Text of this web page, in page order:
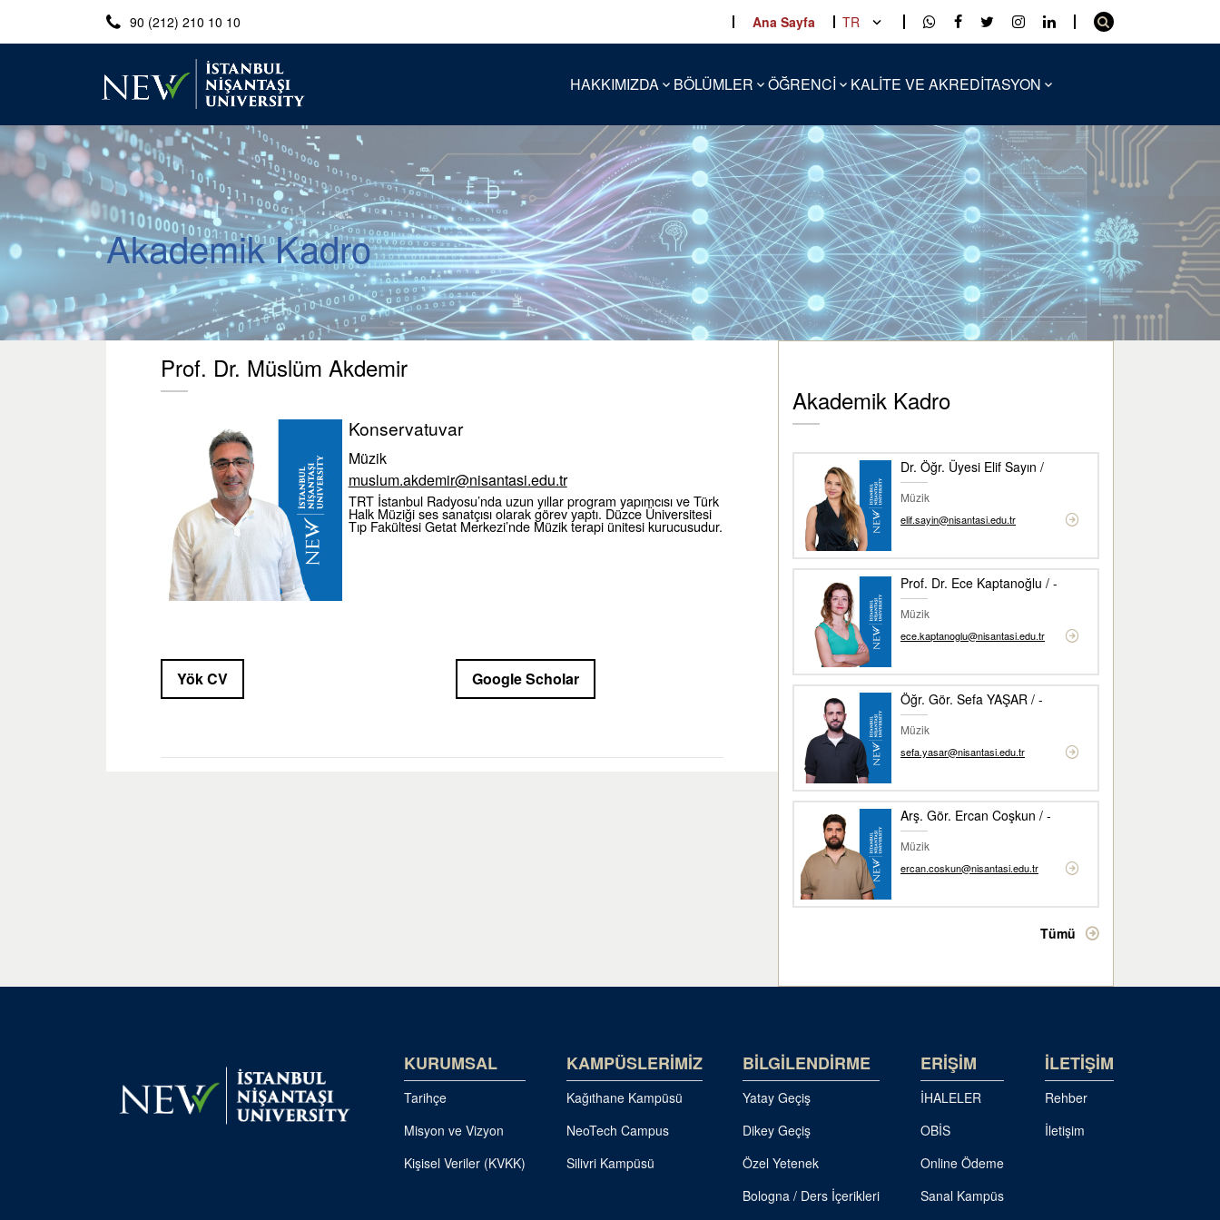
90 (212) 210 10 10 Ana Sayfa TR
HAKKIMIZDA BÖLÜMLER ÖĞRENCİ KALİTE VE AKREDİTASYON
Akademik Kadro
Prof. Dr. Müslüm Akdemir
Konservatuvar
Müzik
muslum.akdemir@nisantasi.edu.tr
TRT İstanbul Radyosu’nda uzun yıllar program yapımcısı ve Türk
Halk Müziği ses sanatçısı olarak görev yaptı. Düzce Üniversitesi
Tıp Fakültesi Getat Merkezi’nde Müzik terapi ünitesi kurucusudur.
Yök CV Google Scholar
Akademik Kadro
Dr. Öğr. Üyesi Elif Sayın /
Müzik
elif.sayin@nisantasi.edu.tr
Prof. Dr. Ece Kaptanoğlu / -
Müzik
ece.kaptanoglu@nisantasi.edu.tr
Öğr. Gör. Sefa YAŞAR / -
Müzik
sefa.yasar@nisantasi.edu.tr
Arş. Gör. Ercan Coşkun / -
Müzik
ercan.coskun@nisantasi.edu.tr
Tümü
KURUMSAL
Tarihçe
Misyon ve Vizyon
Kişisel Veriler (KVKK)
KAMPÜSLERİMİZ
Kağıthane Kampüsü
NeoTech Campus
Silivri Kampüsü
BİLGİLENDİRME
Yatay Geçiş
Dikey Geçiş
Özel Yetenek
Bologna / Ders İçerikleri
ERİŞİM
İHALELER
OBİS
Online Ödeme
Sanal Kampüs
İLETİŞİM
Rehber
İletişim